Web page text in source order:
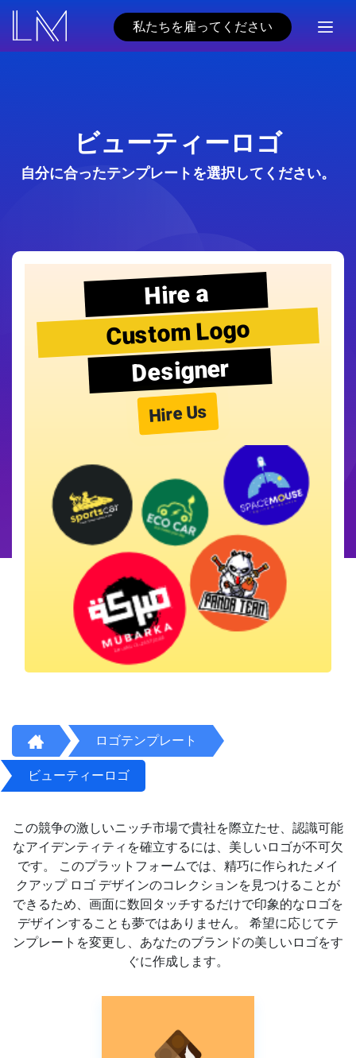
私たちを雇ってください
ビューティーロゴ
自分に合ったテンプレートを選択してください。
Hire a
Custom Logo
Designer
Hire Us
ロゴテンプレート
ビューティーロゴ
この競争の激しいニッチ市場で貴社を際立たせ、認識可能
なアイデンティティを確立するには、美しいロゴが不可欠
です。 このプラットフォームでは、精巧に作られたメイ
クアップ ロゴ デザインのコレクションを見つけることが
できるため、画面に数回タッチするだけで印象的なロゴを
デザインすることも夢ではありません。 希望に応じてテ
ンプレートを変更し、あなたのブランドの美しいロゴをす
ぐに作成します。